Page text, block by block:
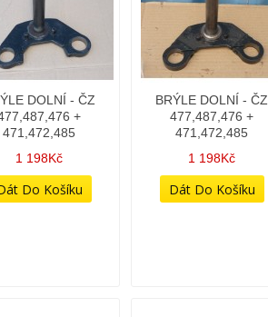
DOLNÍ - ČZ
+
471,472,485
1 198Kč
BRÝLE DOLNÍ - ČZ
477,487,476 +
471,472,485
1 198Kč